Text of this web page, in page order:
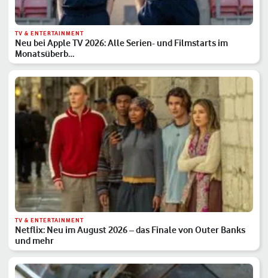
TV & ENTERTAINMENT
Neu bei Apple TV 2026: Alle Serien- und Filmstarts im
Monatsüberb…
TV & ENTERTAINMENT
Netflix: Neu im August 2026 – das Finale von Outer Banks
und mehr